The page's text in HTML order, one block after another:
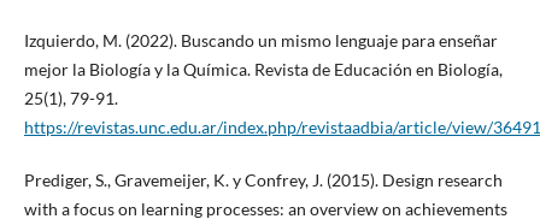
Izquierdo, M. (2022). Buscando un mismo lenguaje para enseñar
mejor la Biología y la Química. Revista de Educación en Biología,
25(1), 79-91.
https://revistas.unc.edu.ar/index.php/revistaadbia/article/view/36491
Prediger, S., Gravemeijer, K. y Confrey, J. (2015). Design research
with a focus on learning processes: an overview on achievements